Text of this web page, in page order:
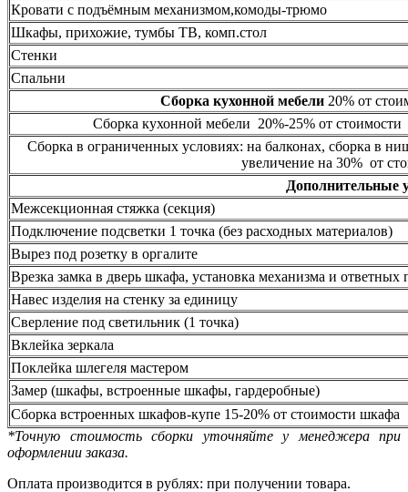
Кровати с подъёмным механизмом,комоды-трюмо
Шкафы, прихожие, тумбы ТВ, комп.стол
Стенки
Спальни
Сборка кухонной мебели20% от
Сборка кухонной мебели 20%-25% от стоимости
Сборка в ограниченных условиях: на балконах, сборка в
увеличение на 30% от
Дополнительные
Межсекционная стяжка (секция)
Подключение подсветки 1 точка (без расходных материалов)
Вырез под розетку в оргалите
Врезка замка в дверь шкафа, установка механизма и ответных
Навес изделия на стенку за единицу
Сверление под светильник (1 точка)
Вклейка зеркала
Поклейка шлегеля мастером
Замер (шкафы, встроенные шкафы, гардеробные)
Сборка встроенных шкафов-купе 15-20% от стоимости шкафа
*Точную стоимость сборки уточняйте у менеджера при
оформлении заказа.
Оплата производится в рублях: при получении товара.